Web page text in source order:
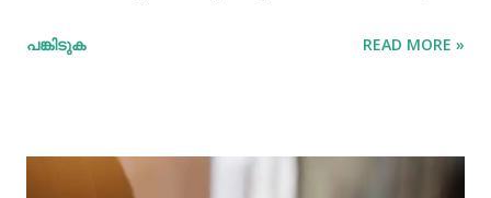
പല്ലിന്‍റെ മഞ്ഞനിറം മാറ്റാന്‍ പല മാര്‍ഗ്ഗങ്ങളും
പരിചയപ്പെടാം. പഴങ്ങളും പച്ചക്കറികളും വിറ്റാമിന്‍ സി
പങ്കിടുക READ MORE »